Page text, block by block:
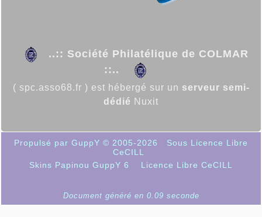
..:: Société Philatélique de COLMAR
::..
( spc.asso68.fr ) est hébergé sur un serveur semi-
dédié Nuxit
Propulsé par GuppY © 2005-2026
Sous Licence Libre
CeCILL
Skins Papinou GuppY 6
Licence Libre CeCILL
Document généré en 0.09 seconde